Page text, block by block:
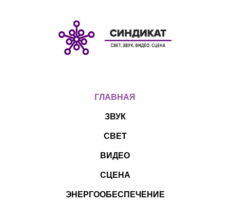
ГЛАВНАЯ
ЗВУК
СВЕТ
ВИДЕО
СЦЕНА
ЭНЕРГООБЕСПЕЧЕНИЕ